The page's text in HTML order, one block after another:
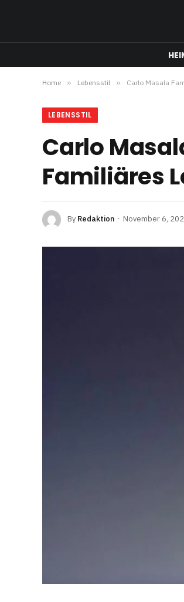
Home » Lebensstil » Carlo Masala
LEBENSSTIL
Carlo
Familiäres
By Redaktion November 6,